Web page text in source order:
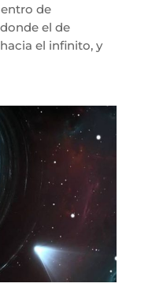
de
el de
el infinito, y